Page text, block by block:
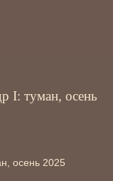
І: туман, осень
осень 2025